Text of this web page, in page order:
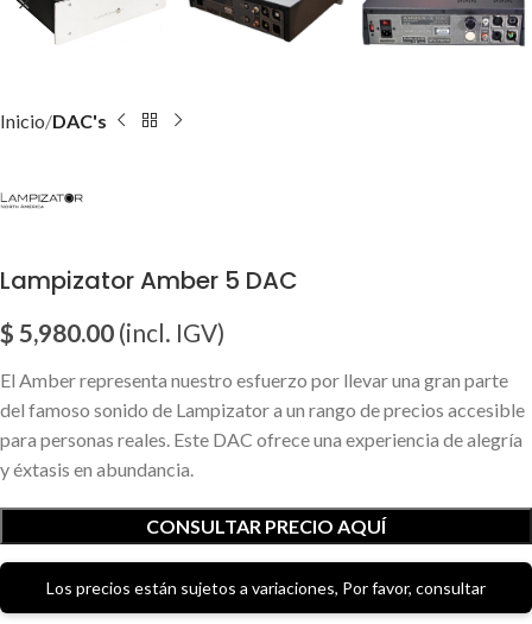
Inicio DAC's
Lampizator Amber 5 DAC
$ 5,980.00 (incl. IGV)
El Amber representa nuestro esfuerzo por llevar una gran parte
del famoso sonido de Lampizator a un rango de precios accesible
para personas reales. Este DAC ofrece una experiencia de alegría
y éxtasis en abundancia.
CONSULTAR PRECIO AQUÍ
Los precios están sujetos a variaciones, Por favor, consultar